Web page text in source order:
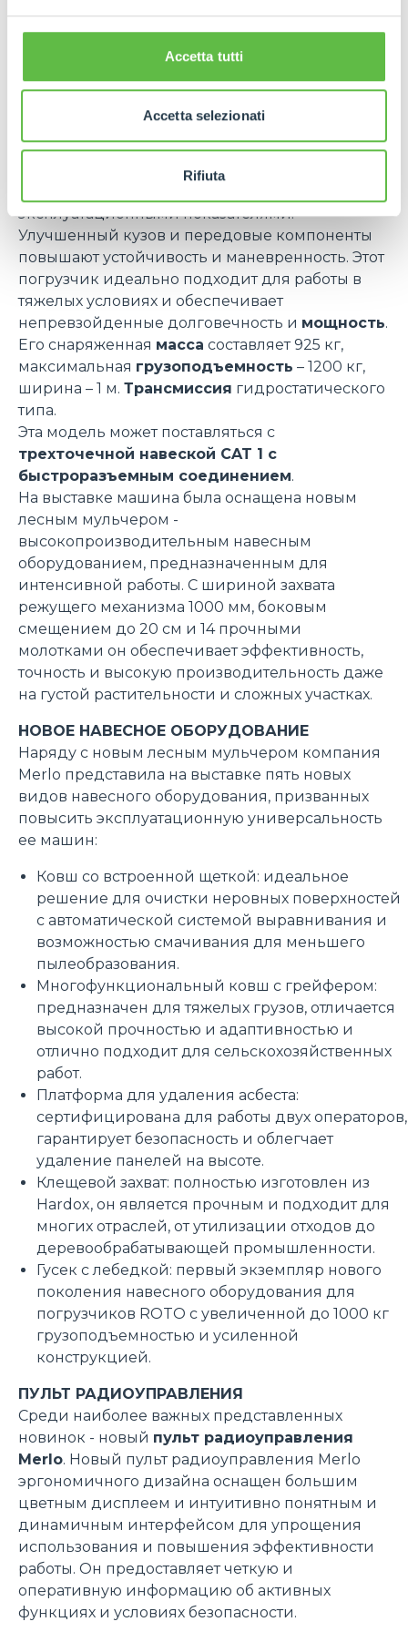
Accetta tutti
Accetta selezionati
Rifiuta
Новый Cingo M12.3EVO - это компактная и
эргономичного дизайна.
Оснащенная двигателем Yanmar мощностью 18
кВт, она отличается большей эффективностью,
эксплуатационными показателями.
Улучшенный кузов и передовые компоненты
повышают устойчивость и маневренность. Этот
погрузчик идеально подходит для работы в
тяжелых условиях и обеспечивает
непревзойденные долговечность и мощность.
Его снаряженная масса составляет 925 кг,
максимальная грузоподъемность – 1200 кг,
ширина – 1 м. Трансмиссия гидростатического
типа.
Эта модель может поставляться с
трехточечной навеской CAT 1 с
быстроразъемным соединением.
На выставке машина была оснащена новым
лесным мульчером -
высокопроизводительным навесным
оборудованием, предназначенным для
интенсивной работы. С шириной захвата
режущего механизма 1000 мм, боковым
смещением до 20 см и 14 прочными
молотками он обеспечивает эффективность,
точность и высокую производительность даже
на густой растительности и сложных участках.
НОВОЕ НАВЕСНОЕ ОБОРУДОВАНИЕ
Наряду с новым лесным мульчером компания
Merlo представила на выставке пять новых
видов навесного оборудования, призванных
повысить эксплуатационную универсальность
ее машин:
Ковш со встроенной щеткой: идеальное
решение для очистки неровных поверхностей
с автоматической системой выравнивания и
возможностью смачивания для меньшего
пылеобразования.
Многофункциональный ковш с грейфером:
предназначен для тяжелых грузов, отличается
высокой прочностью и адаптивностью и
отлично подходит для сельскохозяйственных
работ.
Платформа для удаления асбеста:
сертифицирована для работы двух операторов,
гарантирует безопасность и облегчает
удаление панелей на высоте.
Клещевой захват: полностью изготовлен из
Hardox, он является прочным и подходит для
многих отраслей, от утилизации отходов до
деревообрабатывающей промышленности.
Гусек с лебедкой: первый экземпляр нового
поколения навесного оборудования для
погрузчиков ROTO с увеличенной до 1000 кг
грузоподъемностью и усиленной
конструкцией.
ПУЛЬТ РАДИОУПРАВЛЕНИЯ
Среди наиболее важных представленных
новинок - новый пульт радиоуправления
Merlo. Новый пульт радиоуправления Merlo
эргономичного дизайна оснащен большим
цветным дисплеем и интуитивно понятным и
динамичным интерфейсом для упрощения
использования и повышения эффективности
работы. Он предоставляет четкую и
оперативную информацию об активных
функциях и условиях безопасности.